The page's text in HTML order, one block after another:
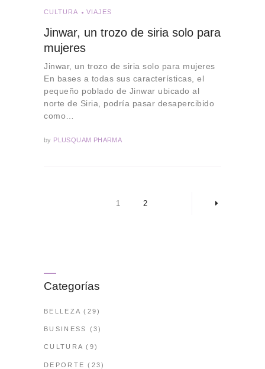
CULTURA VIAJES
Jinwar, un trozo de siria solo para
mujeres
Jinwar, un trozo de siria solo para mujeres
En bases a todas sus características, el
pequeño poblado de Jinwar ubicado al
norte de Siria, podría pasar desapercibido
como…
by PLUSQUAM PHARMA
PAGE
1 PAGE
2
Categorías
BELLEZA (29)
BUSINESS (3)
CULTURA (9)
DEPORTE (23)